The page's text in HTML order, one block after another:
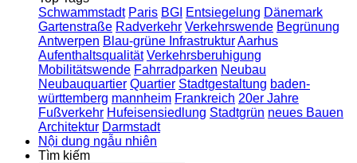
Schwammstadt Paris BGI Entsiegelung Dänemark
Gartenstraße Radverkehr Verkehrswende Begrünung
Antwerpen Blau-grüne InfrastrukturAarhus
Aufenthaltsqualität Verkehrsberuhigung
Mobilitätswende Fahrradparken Neubau
Neubauquartier Quartier Stadtgestaltung baden-
württemberg mannheim Frankreich 20er Jahre
Fußverkehr Hufeisensiedlung Stadtgrün neues Bauen
Architektur Darmstadt
Nội dung ngẫu nhiên
Tìm kiếm